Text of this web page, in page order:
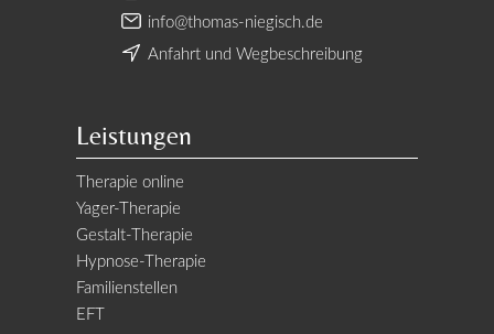
info@thomas-niegisch.de
Anfahrt und Wegbeschreibung
Leistungen
Therapie online
Yager-Therapie
Gestalt-Therapie
Hypnose-Therapie
Familienstellen
EFT